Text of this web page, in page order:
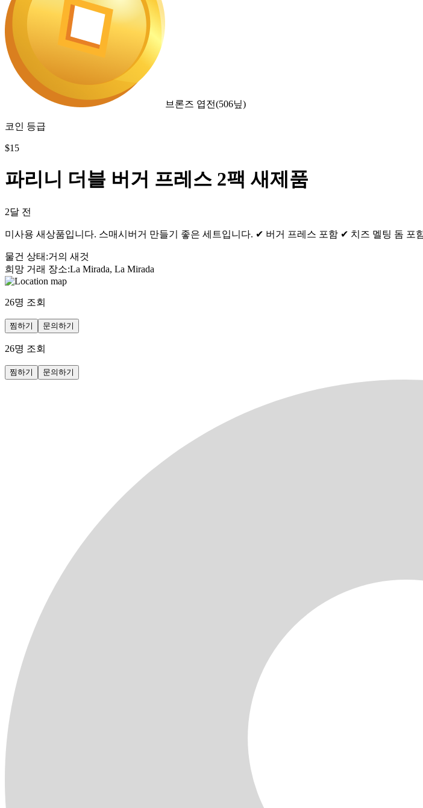
브론즈 엽전(506닢)
코인 등급
$15
파리니 더블 버거 프레스 2팩 새제품
2달 전
미사용 새상품입니다. 스매시버거 만들기 좋은 세트입니다. ✔ 버거 프레스 포함 ✔ 치즈 멜팅 돔
물건 상태 :거의 새것
희망 거래 장소:La Mirada, La Mirada
26명 조회
찜하기 문의하기
26명 조회
찜하기 문의하기